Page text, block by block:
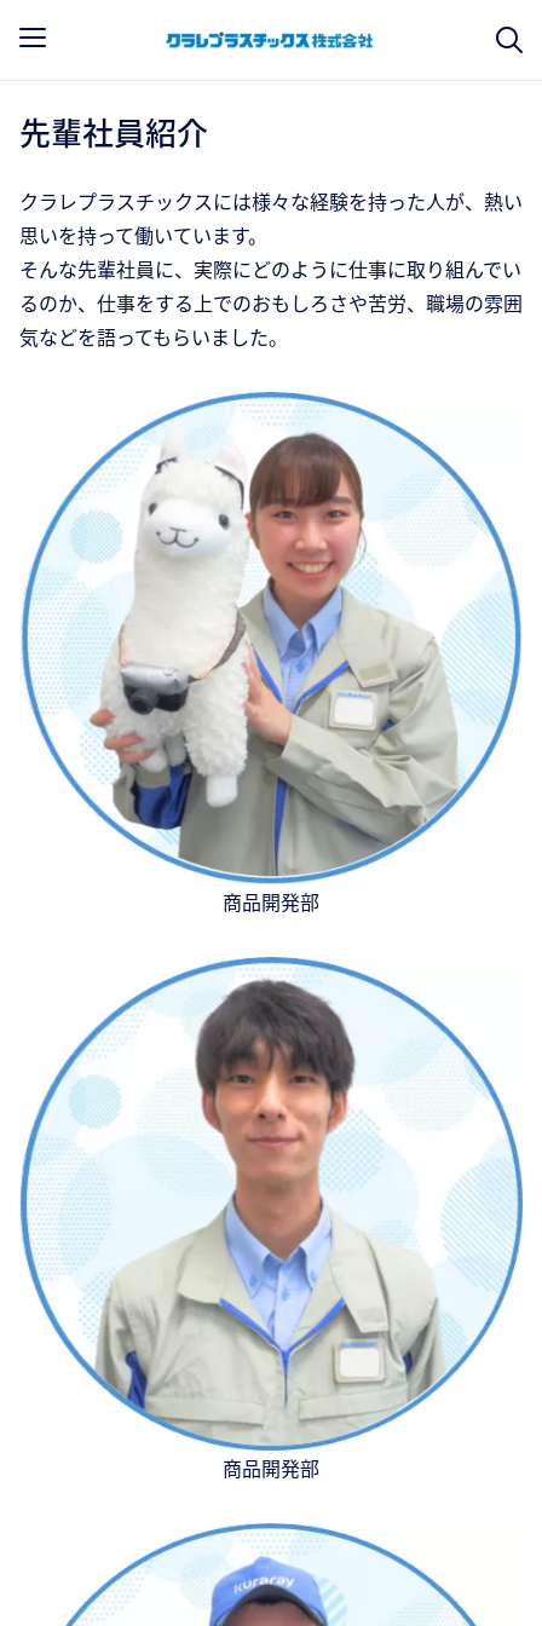
先輩社員紹介
クラレプラスチックスには様々な経験を持った人が、熱い
思いを持って働いています。
そんな先輩社員に、実際にどのように仕事に取り組んでい
るのか、仕事をする上でのおもしろさや苦労、職場の雰囲
気などを語ってもらいました。
商品開発部
商品開発部